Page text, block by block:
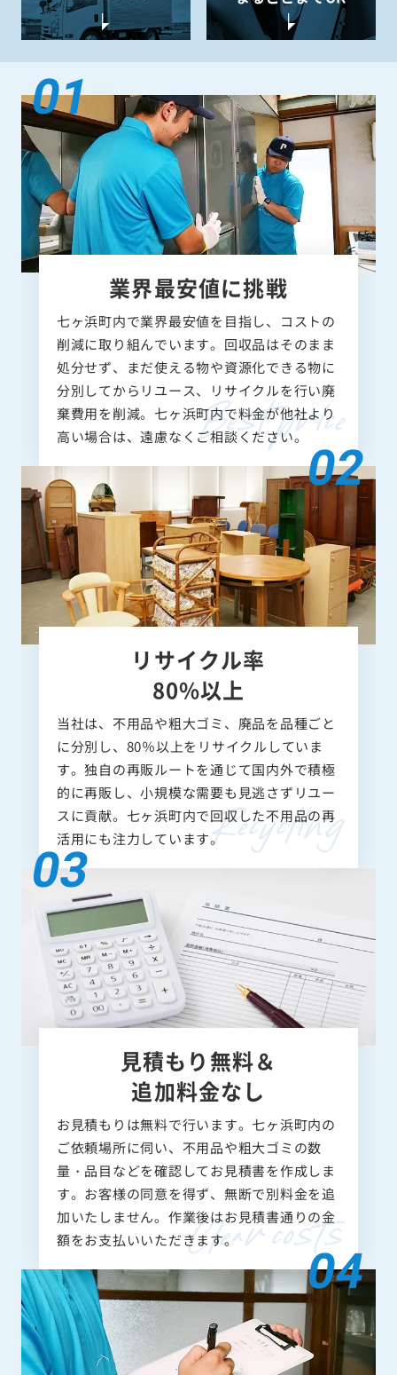
業界最安値に挑戦
七ヶ浜町内で業界最安値を目指し、コストの
削減に取り組んでいます。回収品はそのまま
処分せず、まだ使える物や資源化できる物に
分別してからリユース、リサイクルを行い廃
棄費用を削減。七ヶ浜町内で料金が他社より
高い場合は、遠慮なくご相談ください。
リサイクル率
80%以上
当社は、不用品や粗大ゴミ、廃品を品種ごと
に分別し、80％以上をリサイクルしていま
す。独自の再販ルートを通じて国内外で積極
的に再販し、小規模な需要も見逃さずリユー
スに貢献。七ヶ浜町内で回収した不用品の再
活用にも注力しています。
見積もり無料＆
追加料金なし
お見積もりは無料で行います。七ヶ浜町内の
ご依頼場所に伺い、不用品や粗大ゴミの数
量・品目などを確認してお見積書を作成しま
す。お客様の同意を得ず、無断で別料金を追
加いたしません。作業後はお見積書通りの金
額をお支払いいただきます。